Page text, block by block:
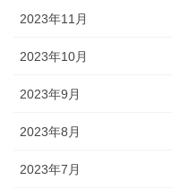
2023年11月
2023年10月
2023年9月
2023年8月
2023年7月